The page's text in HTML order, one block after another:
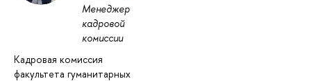
Менеджер
кадровой
комиссии
Кадровая комиссия
факультета гуманитарных